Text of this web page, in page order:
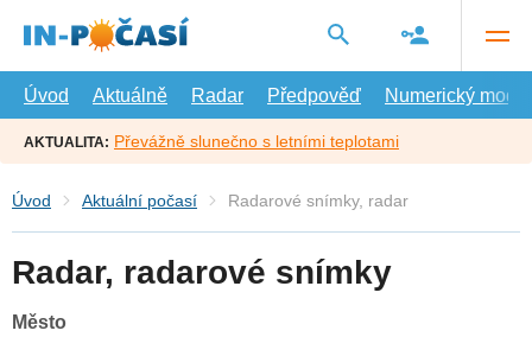
hlavní
Úvod
Aktuálně Radar Předpověď Numerický model
AKTUALITA: Převážně slunečno s letními teplotami
Úvod Aktuální počasí Radarové snímky, radar
Radar, radarové snímky
Město